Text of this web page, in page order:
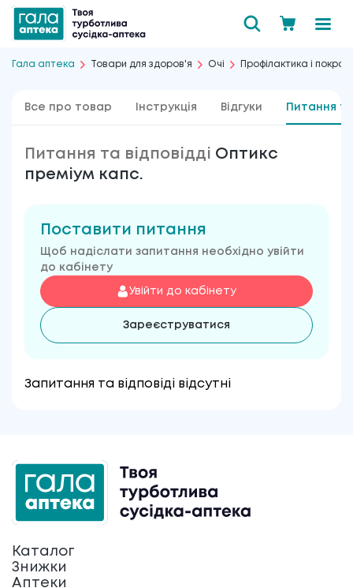
Гала аптека Товари для здоров'я Очі Профілактика і
Все про товар Інструкція Відгуки Питання та
Питання та відповідді Оптикс
преміум капс.
Поставити питання
Щоб надіслати запитання необхідно увійти
до кабінету
Увійти до кабінету
Зареєструватися
Запитання та відповіді відсутні
Каталог
Знижки
Аптеки